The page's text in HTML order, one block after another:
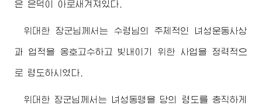
은 은덕이 아로새겨져있다.
위대한 장군님께서는 수령님 의 주체적인 녀성운동사상
과 업적을 옹호고수하고 빛내이기 위한 사업을 정력적으
로 령도하시였다.
위대한 장군님께서는 녀성동맹을 당의 령도를 충직하게